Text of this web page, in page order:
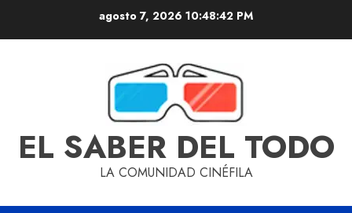
agosto 7, 2026 10:48:43 PM
EL SABER DEL TODO
LA COMUNIDAD CINÉFILA